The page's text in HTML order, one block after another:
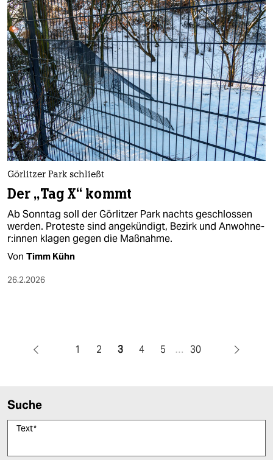
Görlitzer Park schließt
Der „Tag X“ kommt
Ab Sonntag soll der Görlitzer Park nachts geschlossen
werden. Proteste sind angekündigt, Bezirk und An­woh­ne­
r:in­nen klagen gegen die Maßnahme.
Von Timm Kühn
26.2.2026
1 2 3 4 5 … 30
Suche
Text*